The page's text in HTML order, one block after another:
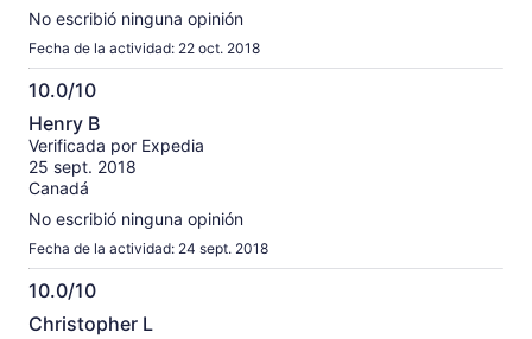
No escribió ninguna opinión
Fecha de la actividad: 22 oct. 2018
10.0/10
10.0
de
10
Henry B
Verificada por Expedia
25 sept. 2018
Canadá
No escribió ninguna opinión
Fecha de la actividad: 24 sept. 2018
10.0/10
10.0
Christopher L